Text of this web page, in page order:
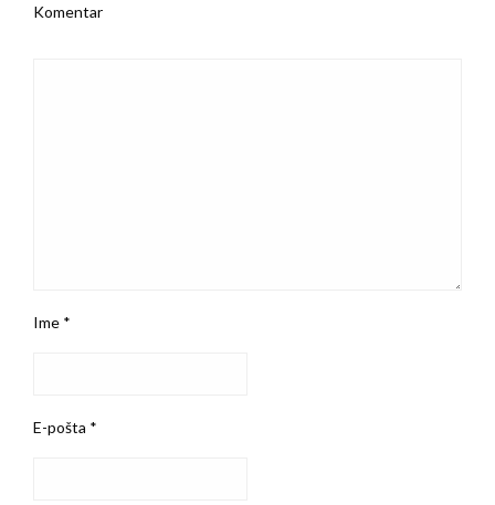
Komentar
Ime *
E-pošta *